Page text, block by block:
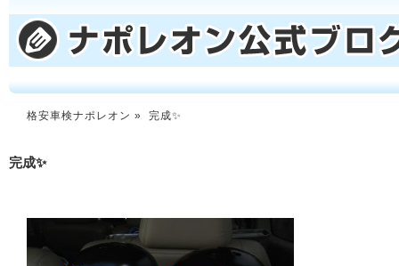
格安車検ナポレオン » 完成✨
完成✨